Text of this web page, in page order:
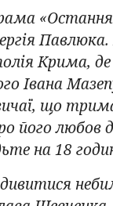
«Остання
Крима, де
Івана
що
його любов
на 18